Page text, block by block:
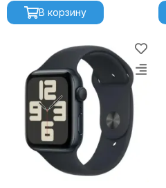
В корзину